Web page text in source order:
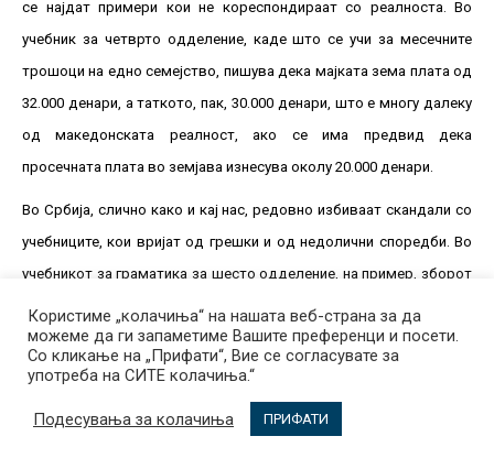
се најдат примери кои не кореспондираат со реалноста. Во
учебник за четврто одделение, каде што се учи за месечните
трошоци на едно семејство, пишува дека мајката зема плата од
32.000 денари, а таткото, пак, 30.000 денари, што е многу далеку
од македонската реалност, ако се има предвид дека
просечната плата во земјава изнесува околу 20.000 денари.
Во Србија, слично како и кај нас, редовно избиваат скандали со
учебниците, кои вријат од грешки и од недолични споредби. Во
учебникот за граматика за шесто одделение, на пример, зборот
„глупача“ е дефиниран како „женска личност“. На старото
издание од учебникот по биологија за осмо одделение стоела
фотографијата од актерот Николас Кејџ, сопругата Холи Хантер
Користиме „колачиња“ на нашата веб-страна за да
можеме да ги запаметиме Вашите преференци и посети.
Со кликање на „Прифати“, Вие се согласувате за
употреба на СИТЕ колачиња.“
Подесувања за колачиња ПРИФАТИ